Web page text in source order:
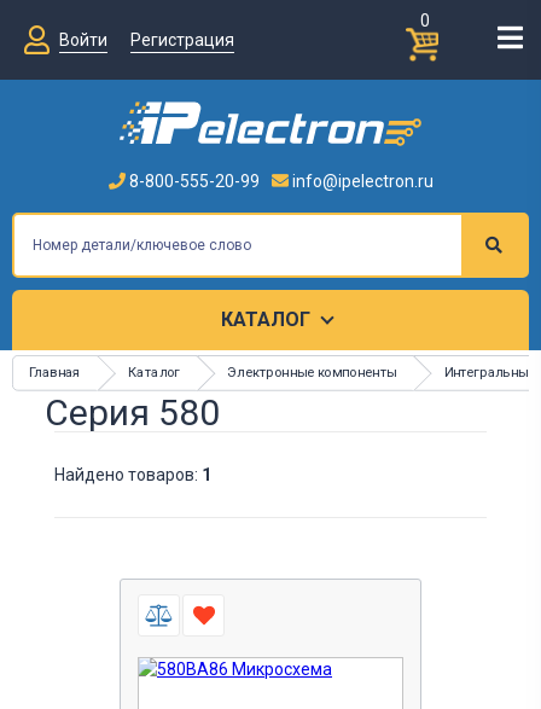
0
Войти
Регистрация
8-800-555-20-99 info@ipelectron.ru
КАТАЛОГ
Главная Каталог Электронные компоненты Интегральные
Серия 580
Найдено товаров: 1